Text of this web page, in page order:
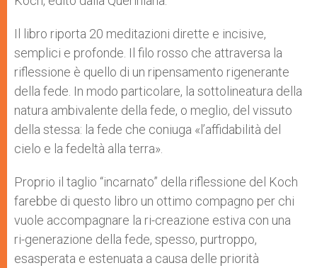
Il libro riporta 20 meditazioni dirette e incisive,
semplici e profonde. Il filo rosso che attraversa la
riflessione è quello di un ripensamento rigenerante
della fede. In modo particolare, la sottolineatura della
natura ambivalente della fede, o meglio, del vissuto
della stessa: la fede che coniuga «l’affidabilità del
cielo e la fedeltà alla terra».
Proprio il taglio “incarnato” della riflessione del Koch
farebbe di questo libro un ottimo compagno per chi
vuole accompagnare la ri-creazione estiva con una
ri-generazione della fede, spesso, purtroppo,
esasperata e estenuata a causa delle priorità